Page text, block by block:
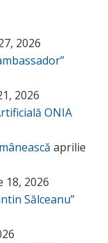
2026
2026
ONIA
aprilie
18, 2026
Sălceanu”